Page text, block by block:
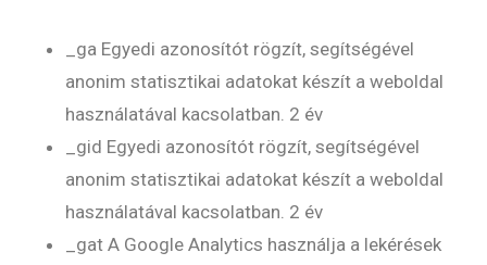
_ga Egyedi azonosítót rögzít, segítségével
anonim statisztikai adatokat készít a weboldal
használatával kacsolatban. 2 év
_gid Egyedi azonosítót rögzít, segítségével
anonim statisztikai adatokat készít a weboldal
használatával kacsolatban. 2 év
_gat A Google Analytics használja a lekérések